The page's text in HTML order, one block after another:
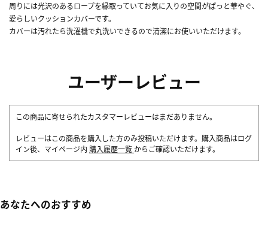
周りには光沢のあるロープを縁取っていてお気に入りの空間がぱっと華やぐ、
愛らしいクッションカバーです。
カバーは汚れたら洗濯機で丸洗いできるので清潔にお使いいただけます。
ユーザーレビュー
この商品に寄せられたカスタマーレビューはまだありません。
レビューはこの商品を購入した方のみ投稿いただけます。購入商品はログ
イン後、マイページ内 購入履歴一覧 からご確認いただけます。
あなたへのおすすめ